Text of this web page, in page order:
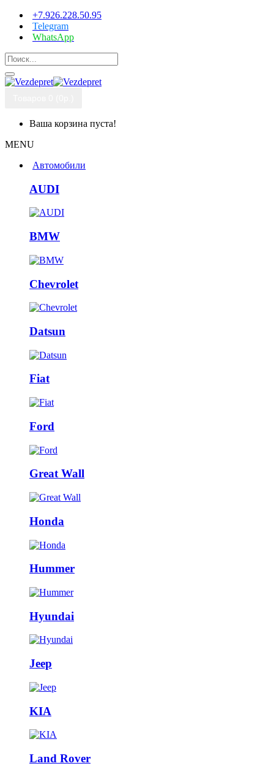
+7.926.228.50.95
Telegram
WhatsApp
Ваша корзина пуста!
MENU
Автомобили
AUDI
BMW
Chevrolet
Datsun
Fiat
Ford
Great Wall
Honda
Hummer
Hyundai
Jeep
KIA
Land Rover